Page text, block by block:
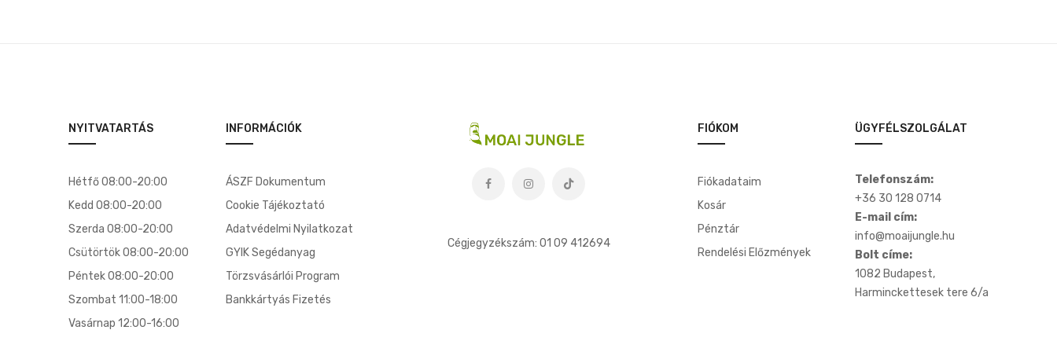
NYITVATARTÁS
Hétfő 08:00-20:00
Kedd 08:00-20:00
Szerda 08:00-20:00
Csütörtök 08:00-20:00
Péntek 08:00-20:00
Szombat 11:00-18:00
Vasárnap 12:00-16:00
INFORMÁCIÓK
ÁSZF Dokumentum
Cookie Tájékoztató
Adatvédelmi Nyilatkozat
GYIK Segédanyag
Törzsvásárlói Program
Bankkártyás Fizetés
Cégjegyzékszám: 01 09 412694
FIÓKOM
Fiókadataim
Kosár
Pénztár
Rendelési Előzmények
ÜGYFÉLSZOLGÁLAT
Telefonszám:
+36 30 128 0714
E-mail cím:
info@moaijungle.hu
Bolt címe:
1082 Budapest,
Harminckettesek tere 6/a